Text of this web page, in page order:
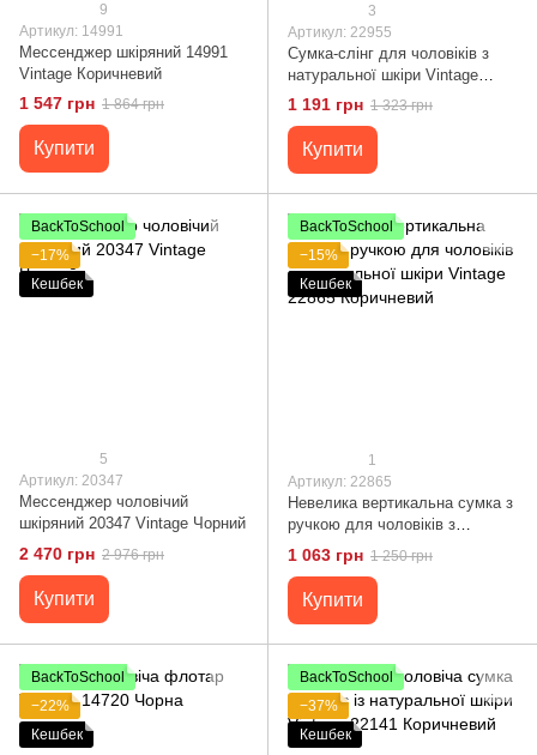
9
Артикул: 14991
Мессенджер шкіряний 14991
Vintage Коричневий
1 547 грн 1 864 грн
Купити
3
Артикул: 22955
Сумка-слінг для чоловіків з
натуральної шкіри Vintage
22955 Чорний
1 191 грн 1 323 грн
Купити
BackToSchool
−17%
Кешбек
5
Артикул: 20347
Мессенджер чоловічий
шкіряний 20347 Vintage Чорний
2 470 грн 2 976 грн
Купити
BackToSchool
−15%
Кешбек
1
Артикул: 22865
Невелика вертикальна сумка з
ручкою для чоловіків з
натуральної шкіри Vintage
22865 Коричневий
1 063 грн 1 250 грн
Купити
BackToSchool
−22%
Кешбек
BackToSchool
−37%
Кешбек